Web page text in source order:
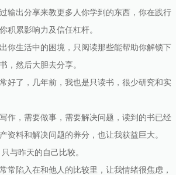
输出分享来教更多人你学到的东西，你在践行
积累影响力及信任杠杆。
你生活中的困境，只阅读那些能帮助你解锁下
，然后大胆去分享。
好了，几年前，我也是只读书，很少研究和实
作，需要做事，需要解决问题，读到的书已经
资料和解决问题的养分，也让我获益巨大。
与昨天的自己比较。
常陷入在和他人的比较里，让我情绪很焦虑，